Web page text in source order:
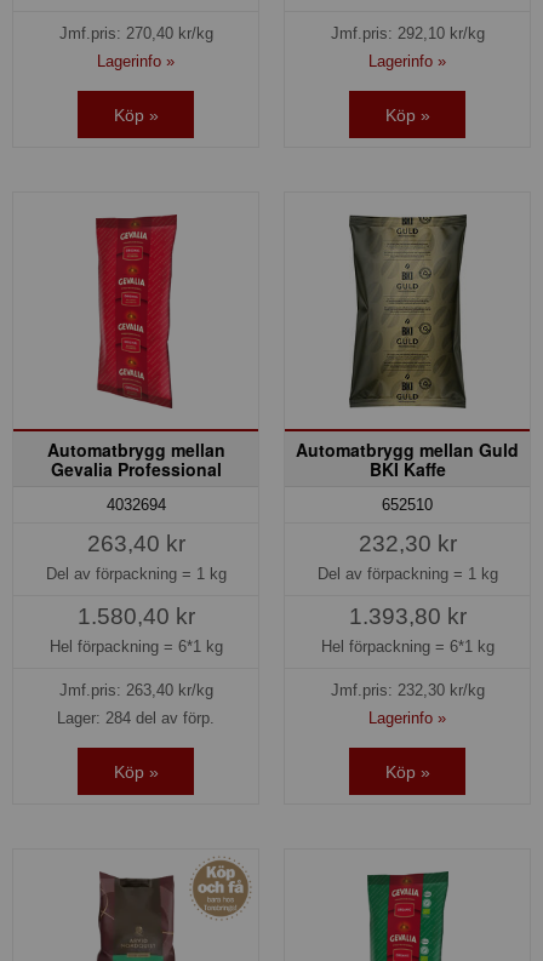
Jmf.pris: 270,40kr/kg
Lagerinfo »
Köp »
Jmf.pris: 292,10kr/kg
Lagerinfo »
Köp »
Automatbrygg mellan
Gevalia Professional
4032694
263,40 kr
Del av förpackning = 1 kg
1.580,40 kr
Hel förpackning = 6*1 kg
Jmf.pris: 263,40kr/kg
Lager: 284 del av förp.
Köp »
Automatbrygg mellan Guld
BKI Kaffe
652510
232,30 kr
Del av förpackning = 1 kg
1.393,80 kr
Hel förpackning = 6*1 kg
Jmf.pris: 232,30kr/kg
Lagerinfo »
Köp »